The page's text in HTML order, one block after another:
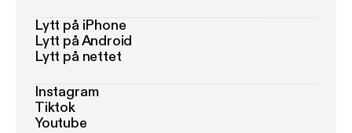
Lytt på iPhone
Lytt på Android
Lytt på nettet
Instagram
Tiktok
Youtube